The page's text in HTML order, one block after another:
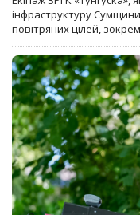
інфраструктуру
повітряних цілей,